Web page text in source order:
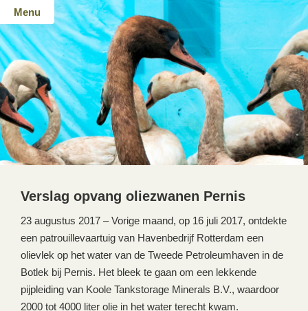
Menu
Verslag opvang oliezwanen Pernis
23 augustus 2017 – Vorige maand, op 16 juli 2017, ontdekte
een patrouillevaartuig van Havenbedrijf Rotterdam een
olievlek op het water van de Tweede Petroleumhaven in de
Botlek bij Pernis. Het bleek te gaan om een lekkende
pijpleiding van Koole Tankstorage Minerals B.V., waardoor
2000 tot 4000 liter olie in het water terecht kwam.